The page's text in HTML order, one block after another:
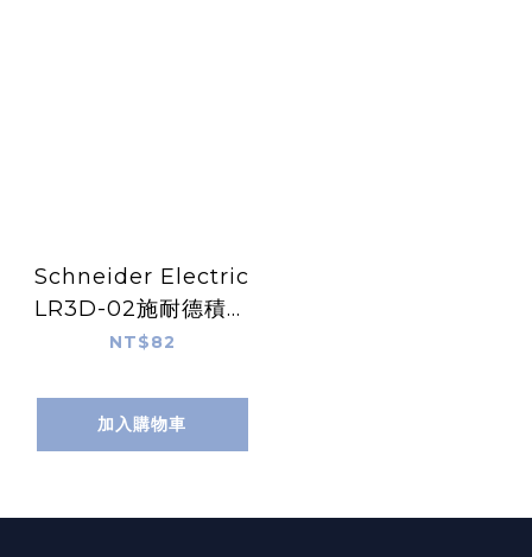
Schneider Electric
LR3D-02施耐德積熱
繼電器
NT$82
加入購物車